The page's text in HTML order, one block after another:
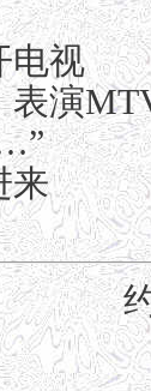
电视
表演
来